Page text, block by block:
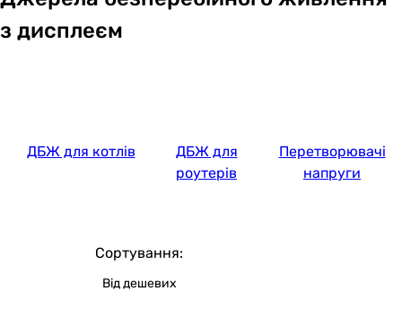
з дисплеєм
ДБЖ для котлів
ДБЖ для
роутерів
Перетворювачі
напруги
Сортування:
Від дешевих